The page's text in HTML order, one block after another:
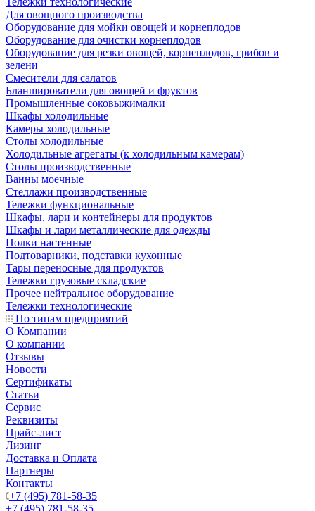
Для овощного производства
Оборудование для мойки овощей и корнеплодов
Оборудование для очистки корнеплодов
Оборудование для резки овощей, корнеплодов, грибов и
зелени
Смесители для салатов
Бланширователи для овощей и фруктов
Промышленные соковыжималки
Шкафы холодильные
Камеры холодильные
Столы холодильные
Холодильные агрегаты (к холодильным камерам)
Столы производственные
Ванны моечные
Стеллажи производственные
Тележки функциональные
Шкафы, лари и контейнеры для продуктов
Шкафы и лари металлические для одежды
Полки настенные
Подтоварники, подставки кухонные
Тары переносные для продуктов
Тележки грузовые складские
Прочее нейтральное оборудование
Тележки технологические
По типам предприятий
О Компании
О компании
Отзывы
Новости
Сертификаты
Статьи
Сервис
Реквизиты
Прайс-лист
Лизинг
Доставка и Оплата
Партнеры
Контакты
+7 (495) 781-58-35
+7 (495) 781-58-35